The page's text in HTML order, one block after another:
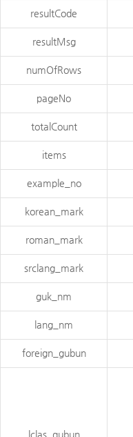
resultCode
resultMsg
numOfRows
pageNo
totalCount
items
example_no
korean_mark
roman_mark
srclang_mark
guk_nm
lang_nm
foreign_gubun
lclas_gubun